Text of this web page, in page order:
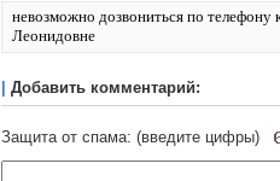
невозможно дозвониться по
Леонидовне
Добавить комментарий:
Защита от спама: (введите цифры)